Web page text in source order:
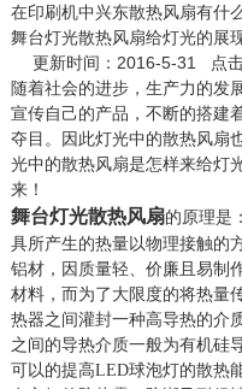
在印刷机中兴东散热风扇有什
舞台灯光散热风扇给灯光的展
更新时间：2016-5-31 点
随着社会的进步，生产力的发
宣传自己的产品，不断的搭建
夺目。因此灯光中的散热风扇
光中的散热风扇是怎样来给灯
来！
舞台灯光散热风扇的原理是
具所产生的热量以物理接触的
铝材，因质量轻、价廉且易制
材料，而为了大限度的将热量
热器之间灌封一种高导热的介
之间的导热介质一般为有机硅
可以的提高LED球泡灯的散热